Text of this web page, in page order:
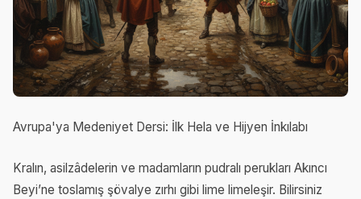
Avrupa'ya Medeniyet Dersi: İlk Hela ve Hijyen İnkılabı
Kralın, asilzâdelerin ve madamların pudralı perukları Akıncı
Beyi’ne toslamış şövalye zırhı gibi lime limeleşir. Bilirsiniz